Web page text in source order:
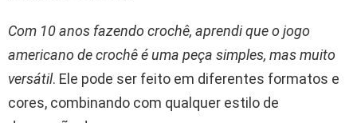
Com 10 anos fazendo crochê, aprendi que o jogo
americano de crochê é uma peça simples, mas muito
versátil. Ele pode ser feito em diferentes formatos e
cores, combinando com qualquer estilo de